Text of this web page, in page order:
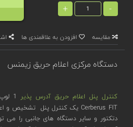
-
+
مقایسه افزودن به علاقمندی ها
دستگاه مرکزی اعلام حریق زیمنس
کنترل پنل اعلام حریق آدرس پذیر
دتکتور و سایر دستگاه های جانبی را می